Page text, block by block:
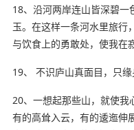
18、沿河两岸连山皆深碧一
玉。在这样一条河水里旅行
与饮食上的勇敢处，使我在
19、 不识庐山真面目，只
20、一想起那些山，就使我
有的高耸入云，有的逶迤伸